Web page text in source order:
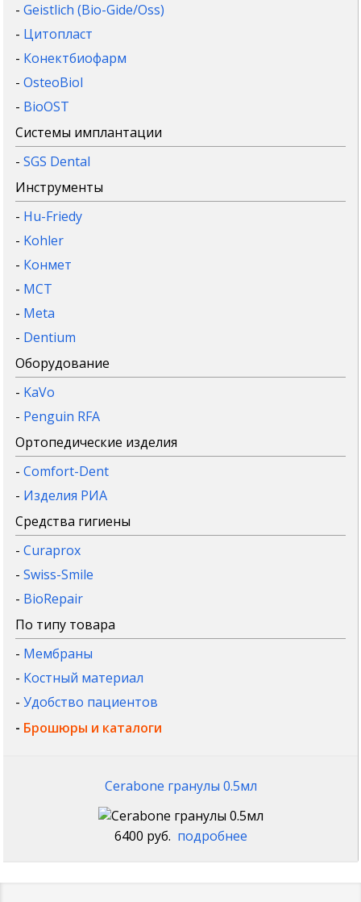
-Geistlich (Bio-Gide/Oss)
- Цитопласт
- Конектбиофарм
-OsteoBiol
- BioOST
Системы имплантации
-SGS Dental
Инструменты
- Hu-Friedy
- Kohler
- Конмет
- MCT
- Meta
- Dentium
Оборудование
- KaVo
- Penguin RFA
Ортопедические изделия
-Comfort-Dent
- Изделия РИА
Средства гигиены
-Curaprox
-Swiss-Smile
- BioRepair
По типу товара
- Мембраны
- Костный материал
-Удобство пациентов
- Брошюры и каталоги
Cerabone гранулы 0.5мл
6400 руб. подробнее